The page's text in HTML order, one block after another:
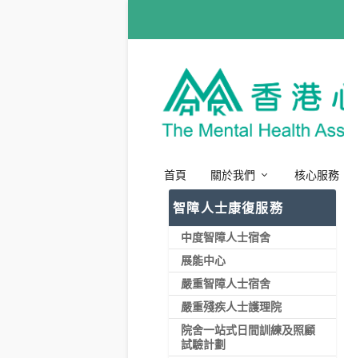
首頁 關於我們 核心服務
智障人士康復服務
中度智障人士宿舍
展能中心
嚴重智障人士宿舍
嚴重殘疾人士護理院
院舍一站式日間訓練及照顧
試驗計劃